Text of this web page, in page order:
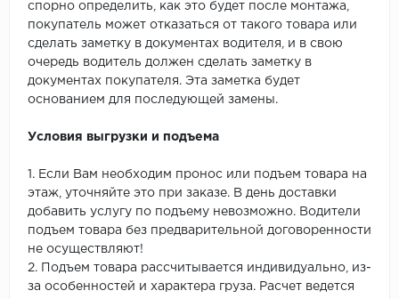
спорно определить, как это будет после монтажа,
покупатель может отказаться от такого товара или
сделать заметку в документах водителя, и в свою
очередь водитель должен сделать заметку в
документах покупателя. Эта заметка будет
основанием для последующей замены.
Условия выгрузки и подъема
1. Если Вам необходим пронос или подъем товара на
этаж, уточняйте это при заказе. В день доставки
добавить услугу по подъему невозможно. Водители
подъем товара без предварительной договоренности
не осуществляют!
2. Подъем товара рассчитывается индивидуально, из-
за особенностей и характера груза. Расчет ведется